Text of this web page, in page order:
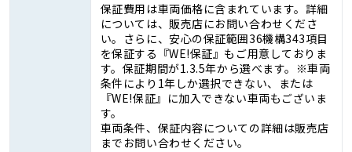
保証費用は車両価格に含まれています。詳細
については、販売店にお問い合わせくださ
い。さらに、安心の保証範囲36機構343項目
を保証する『WE!保証』もご用意しておりま
す。保証期間が1.3.5年から選べます。※車両
条件により1年しか選択できない、または
『WE!保証』に加入できない車両もございま
す。
車両条件、保証内容についての詳細は販売店
までお問い合わせください。